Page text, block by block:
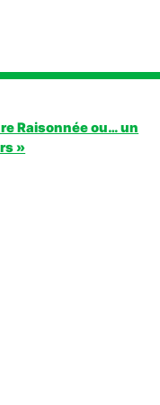
Raisonnée ou… un
»